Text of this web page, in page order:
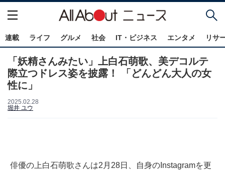
連載 ライフ グルメ 社会 IT・ビジネス エンタメ リサ
「妖精さんみたい」上白石萌歌、美デコルテ
際立つドレス姿を披露！ 「どんどん大人の女
性に」
2025.02.28
堀井 ユウ
俳優の上白石萌歌さんは2月28日、自身のInstagramを更